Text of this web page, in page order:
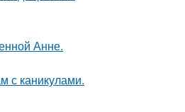
Анне.
с каникулами.